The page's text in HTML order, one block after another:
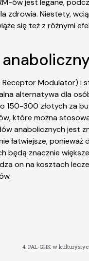
ów jest legane,
zdrowia. Niestety,
się też z różnymi
Modulator) i
alternatywa dla
300 złotych za
które można
anabolicznych jest
ponieważ
znacznie
on na kosztach
4. PAL-GHK w